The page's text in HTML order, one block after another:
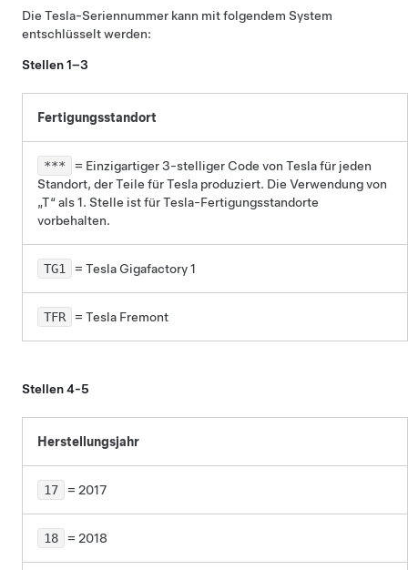
Die Tesla-Seriennummer kann mit folgendem System
entschlüsselt werden:
Stellen 1–3
Fertigungsstandort
***
= Einzigartiger 3-stelliger Code von Tesla für jeden
Standort, der Teile für Tesla produziert. Die Verwendung von
„T“ als 1. Stelle ist für Tesla-Fertigungsstandorte
vorbehalten.
TG1 = Tesla Gigafactory 1
TFR = Tesla Fremont
Stellen 4-5
Herstellungsjahr
17 = 2017
18 = 2018